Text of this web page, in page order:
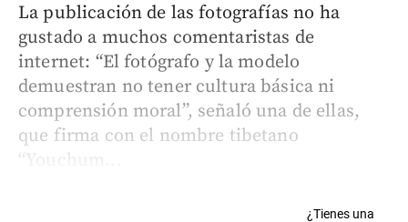
La publicación de las fotografías no ha
gustado a muchos comentaristas de
internet: “El fotógrafo y la modelo
demuestran no tener cultura básica ni
comprensión moral”, señaló una de ellas,
que firma con el nombre tibetano
“Youchum...
¿Tienes una